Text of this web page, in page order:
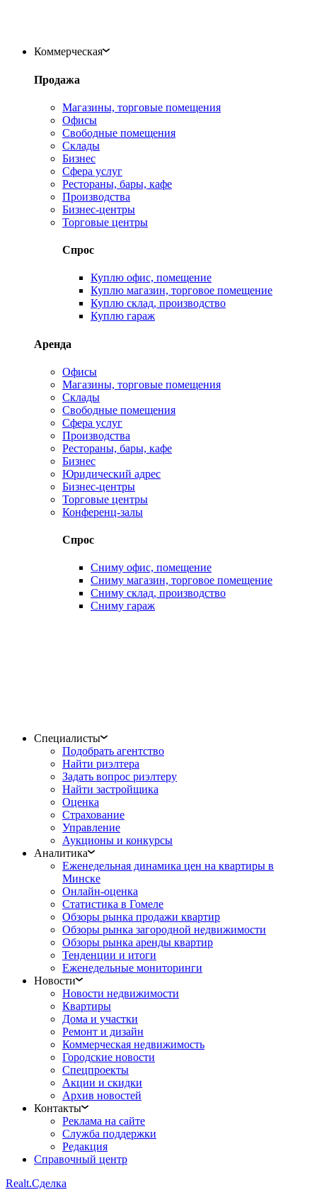
Коммерческая
Продажа
Магазины, торговые помещения
Офисы
Свободные помещения
Склады
Бизнес
Сфера услуг
Рестораны, бары, кафе
Производства
Бизнес-центры
Торговые центры
Спрос
Куплю офис, помещение
Куплю магазин, торговое помещение
Куплю склад, производство
Куплю гараж
Аренда
Офисы
Магазины, торговые помещения
Склады
Свободные помещения
Сфера услуг
Производства
Рестораны, бары, кафе
Бизнес
Юридический адрес
Бизнес-центры
Торговые центры
Конференц-залы
Спрос
Сниму офис, помещение
Сниму магазин, торговое помещение
Сниму склад, производство
Сниму гараж
Специалисты
Подобрать агентство
Найти риэлтера
Задать вопрос риэлтеру
Найти застройщика
Оценка
Страхование
Управление
Аукционы и конкурсы
Аналитика
Еженедельная динамика цен на квартиры в
Минске
Онлайн-оценка
Статистика в Гомеле
Обзоры рынка продажи квартир
Обзоры рынка загородной недвижимости
Обзоры рынка аренды квартир
Тенденции и итоги
Еженедельные мониторинги
Новости
Новости недвижимости
Квартиры
Дома и участки
Ремонт и дизайн
Коммерческая недвижимость
Городские новости
Спецпроекты
Акции и скидки
Архив новостей
Контакты
Реклама на сайте
Служба поддержки
Редакция
Справочный центр
Realt.Сделка